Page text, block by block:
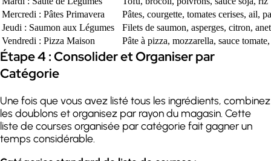
Mercredi : Pâtes Primavera
Pâtes, courgette, tomates cerises, ail,
Jeudi : Saumon aux Légumes
Filets de saumon, asperges, citron,
Vendredi : Pizza Maison
Pâte à pizza, mozzarella, sauce
Étape 4 : Consolider et Organiser par
Catégorie
Une fois que vous avez listé tous les ingrédients, combinez
les doublons et organisez par rayon du magasin. Cette
liste de courses organisée par catégorie fait gagner un
temps considérable.